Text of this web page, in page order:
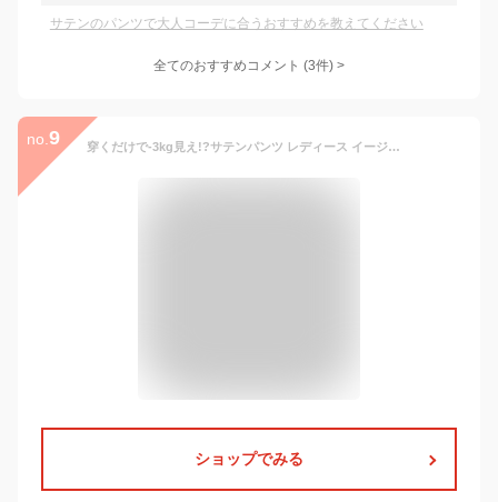
サテンのパンツで大人コーデに合うおすすめを教えてください
全てのおすすめコメント (3件) >
no. 9 穿くだけで-3kg見え!?サテンパンツ レディース イージーパンツ ワイド サテン ワイドパンツ タック ウエストゴム 美脚 カジュアル モード シンプル 大きいサイズ きれいめ 低身長 高身長 高見え antiqua 特別送料無料・再入荷 (100)メール便可
ショップでみる